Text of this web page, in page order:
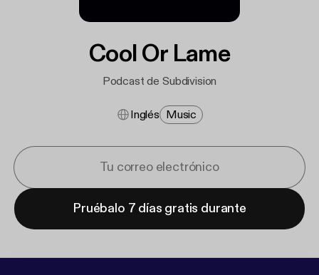
Cool Or Lame
Podcast de Subdivision
Inglés Music
Pruébalo 7 días gratis durante